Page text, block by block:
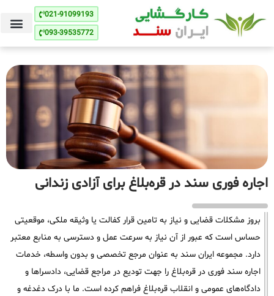
021-91099193
093-39535772
اجاره فوری سند در قره‌بلاغ برای آزادی زندانی
بروز مشکلات قضایی و نیاز به تامین قرار کفالت یا وثیقه ملکی، موقعیتی
حساس است که عبور از آن نیاز به سرعت عمل و دسترسی به منابع معتبر
دارد. مجموعه ایران سند به عنوان مرجع تخصصی و بدون واسطه، خدمات
اجاره سند فوری در قره‌بلاغ را جهت تودیع در مراجع قضایی، دادسراها و
دادگاه‌های عمومی و انقلاب قره‌بلاغ فراهم کرده است. ما با درک دغدغه و